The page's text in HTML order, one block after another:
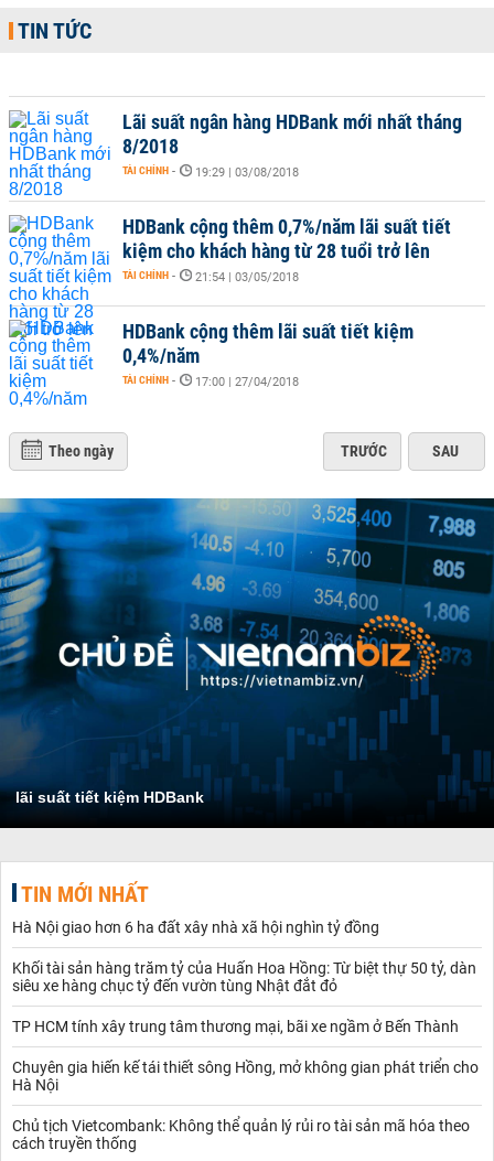
TIN TỨC
Lãi suất ngân hàng HDBank mới nhất tháng
8/2018
TÀI CHÍNH - 19:29 | 03/08/2018
HDBank cộng thêm 0,7%/năm lãi suất tiết
kiệm cho khách hàng từ 28 tuổi trở lên
TÀI CHÍNH - 21:54 | 03/05/2018
HDBank cộng thêm lãi suất tiết kiệm
0,4%/năm
TÀI CHÍNH - 17:00 | 27/04/2018
Theo ngày TRƯỚC SAU
lãi suất tiết kiệm HDBank
TIN MỚI NHẤT
Hà Nội giao hơn 6 ha đất xây nhà xã hội nghìn tỷ đồng
Khối tài sản hàng trăm tỷ của Huấn Hoa Hồng: Từ biệt thự 50 tỷ, dàn
siêu xe hàng chục tỷ đến vườn tùng Nhật đắt đỏ
TP HCM tính xây trung tâm thương mại, bãi xe ngầm ở Bến Thành
Chuyên gia hiến kế tái thiết sông Hồng, mở không gian phát triển cho
Hà Nội
Chủ tịch Vietcombank: Không thể quản lý rủi ro tài sản mã hóa theo
cách truyền thống